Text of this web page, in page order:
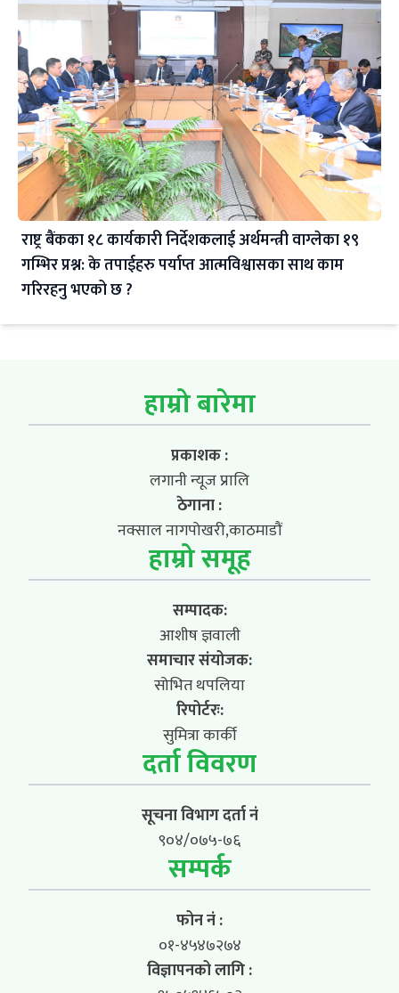
राष्ट्र बैंकका १८ कार्यकारी निर्देशकलाई अर्थमन्त्री वाग्लेका १९
गम्भिर प्रश्न: के तपाईहरु पर्याप्त आत्मविश्वासका साथ काम
गरिरहनु भएको छ ?
हाम्रो बारेमा
प्रकाशक :
लगानी न्यूज प्रालि
ठेगाना :
नक्साल नागपोखरी,काठमाडौं
हाम्रो समूह
सम्पादक:
आशीष ज्ञवाली
समाचार संयोजक:
सोभित थपलिया
रिपोर्टरः:
सुमित्रा कार्की
दर्ता विवरण
सूचना विभाग दर्ता नं
९०४/०७५-७६
सम्पर्क
फोन नं :
०१-४५४७२७४
विज्ञापनको लागि :